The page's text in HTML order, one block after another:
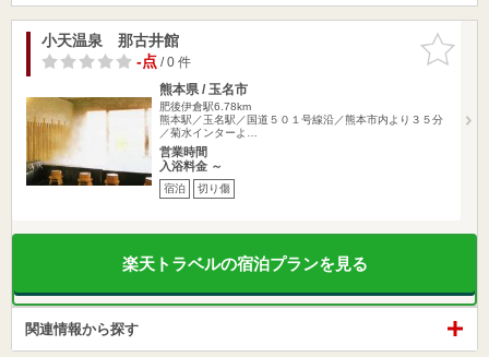
お気に入
りに追加
小天温泉 那古井館
-点/ 0 件
熊本県 / 玉名市
肥後伊倉駅6.78km
熊本駅／玉名駅／国道５０１号線沿／熊本市内より３５分
／菊水インターよ…
営業時間
入浴料金 ～
宿泊 切り傷
楽天トラベルの宿泊プランを見る
関連情報から探す